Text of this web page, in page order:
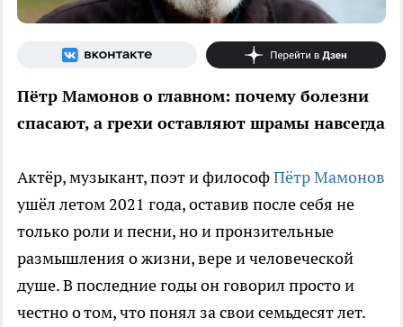
Пётр Мамонов о главном: почему болезни
спасают, а грехи оставляют шрамы навсегда
Актёр, музыкант, поэт и философПётр Мамонов
ушёл летом 2021 года, оставив после себя не
только роли и песни, но и пронзительные
размышления о жизни, вере и человеческой
душе. В последние годы он говорил просто и
честно о том, что понял за свои семьдесят лет.